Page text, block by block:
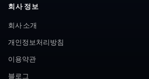
회사 정보
회사 소개
개인정보처리방침
이용약관
블로그